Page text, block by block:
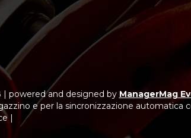
| powered and designed by ManagerMag
e per la sincronizzazione automatica
|